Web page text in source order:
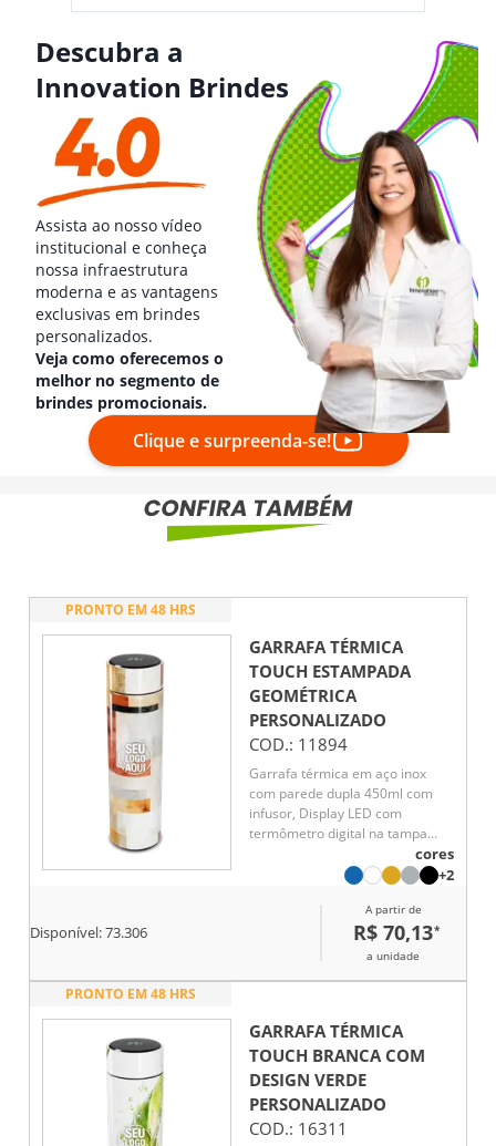
Descubra a
Innovation Brindes
Assista ao nosso vídeo
institucional e conheça
nossa infraestrutura
moderna e as vantagens
exclusivas em brindes
personalizados.
Veja como oferecemos o
melhor no segmento de
brindes promocionais.
Clique e surpreenda-se!
PRONTO EM 48 HRS
GARRAFA TÉRMICA
TOUCH ESTAMPADA
GEOMÉTRICA
PERSONALIZADO
COD.: 11894
Garrafa térmica em aço inox
com parede dupla 450ml com
infusor, Display LED com
termômetro digital na tampa
para indicar a temperatura do
líquido, Conserva líquido quente
cores
+2
Disponível:73.306
A partir de
R$ 70,13*
a unidade
PRONTO EM 48 HRS
GARRAFA TÉRMICA
TOUCH BRANCA COM
DESIGN VERDE
PERSONALIZADO
COD.: 16311